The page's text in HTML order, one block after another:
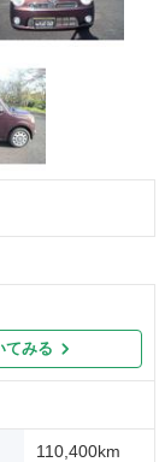
てみる
110,400km